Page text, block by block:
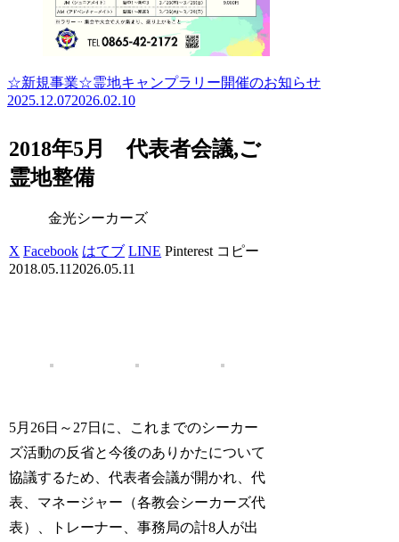
☆新規事業☆霊地キャンプラリー開催のお知らせ
2025.12.072026.02.10
2018年5月 代表者会議,ご
霊地整備
金光シーカーズ
X Facebook はてブ LINE Pinterest コピー
2018.05.11 2026.05.11
5月26日～27日に、これまでのシーカー
ズ活動の反省と今後のありかたについて
協議するため、代表者会議が開かれ、代
表、マネージャー（各教会シーカーズ代
表）、トレーナー、事務局の計8人が出